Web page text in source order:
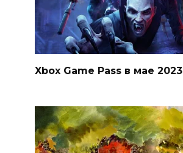
Xbox Game Pass в мае 2023